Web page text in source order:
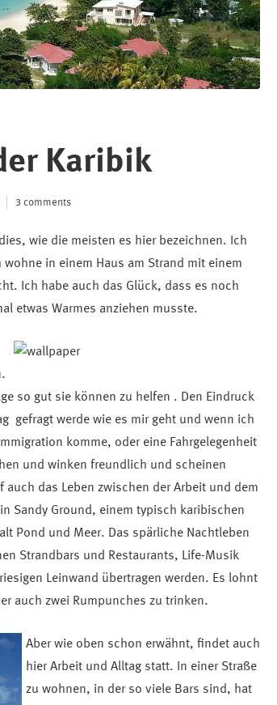
Karibik
3 comments
wie die meisten es hier bezeichnen. Ich
in einem Haus am Strand mit einem
Ich habe auch das Glück, dass es noch
etwas Warmes anziehen musste.
so gut sie können zu helfen . Den Eindruck
gefragt werde wie es mir geht und wenn ich
komme, oder eine Fahrgelegenheit
und winken freundlich und scheinen
das Leben zwischen der Arbeit und dem
Sandy Ground, einem typisch karibischen
Pond und Meer. Das spärliche Nachtleben
Strandbars und Restaurants, Life-Musik
Leinwand übertragen werden. Es lohnt
auch zwei Rumpunches zu trinken.
Aber wie oben schon erwähnt, findet auch
hier Arbeit und Alltag statt. In einer Straße
zu wohnen, in der so viele Bars sind, hat